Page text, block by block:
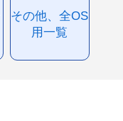
その他、全OS
用一覧